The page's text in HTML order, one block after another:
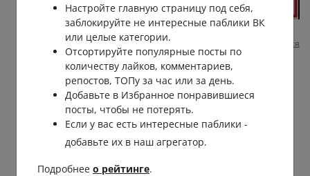
9 несколько месяцев назад
Пожаловаться
Максим Максимов
Валентина
Настройте главную страницу под себя,
заблокируйте не интересные паблики ВК
или целые категории.
Отсортируйте популярные посты по
количеству лайков, комментариев,
репостов, ТОПу за час или за день.
Добавьте в Избранное понравившиеся
посты, чтобы не потерять.
Если у вас есть интересные паблики -
добавьте их в наш агрегатор.
Подробнее о рейтинге.